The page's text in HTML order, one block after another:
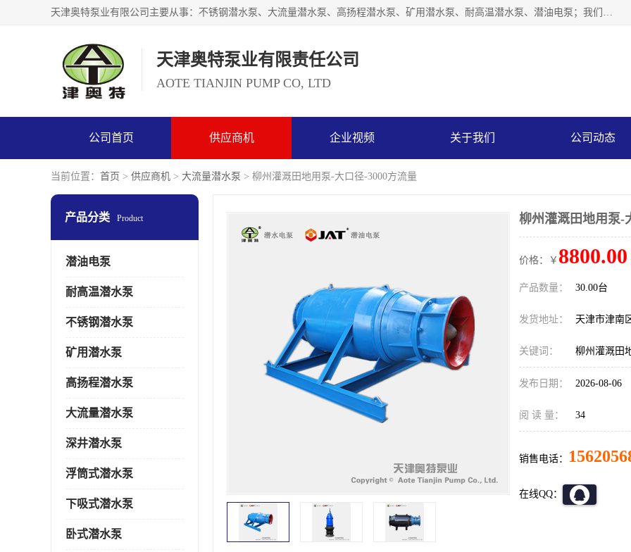
天津奥特泵业有限公司主要从事：不锈钢潜水泵、大流量潜水泵、高扬程潜水泵、矿用潜水泵、耐高温潜水泵、潜油电泵；我们以开发研制生产各种用途的水泵为主，历经十多年艰苦创业，已成为总资产达伍仟多万元，占地面积1万多平方米，年生产能力几百万（台）套，形成集设计研发、制造安装、技术服务于一体的现代规模型企业。
天津奥特泵业有限责任公司
AOTE TIANJIN PUMP CO, LTD
公司首页 供应商机 企业视频 关于我们 公司动态
当前位置： 首页 > 供应商机 > 大流量潜水泵 > 柳州灌溉田地用泵-大口径-3000方流量
产品分类 Product
潜油电泵
耐高温潜水泵
不锈钢潜水泵
矿用潜水泵
高扬程潜水泵
大流量潜水泵
深井潜水泵
浮筒式潜水泵
下吸式潜水泵
卧式潜水泵
柳州灌溉田地用泵-
价格：￥ 8800.00
产品数量： 30.00台
发货地址： 天津市津
关键词： 柳州灌溉田
发布日期： 2026-08-06
阅 读 量： 34
销售电话：
在线QQ：